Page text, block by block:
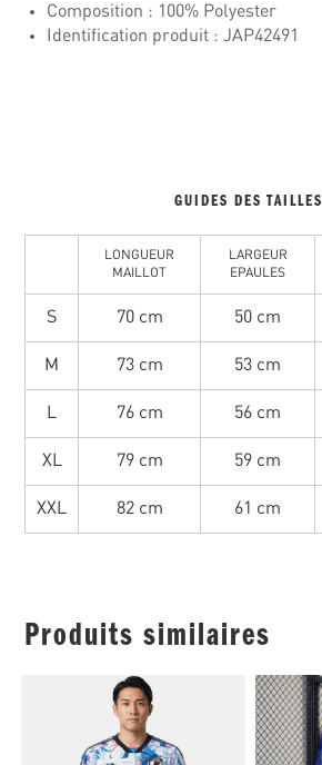
Composition : 100% Polyester
Identification produit : JAP42491
GUIDES DES TAILLES
LONGUEUR
MAILLOT
LARGEUR
EPAULES
S 70 cm 50 cm
M 73 cm 53 cm
L 76 cm 56 cm
XL 79 cm 59 cm
XXL 82 cm 61 cm
Produits similaires